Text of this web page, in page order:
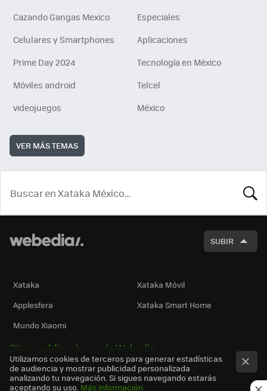
Cazando Gangas Mexico
Especiales
Celulares y Smartphones
Aplicaciones
Prime Day 2024
Tecnología en México
Móviles android
Telcel
videojuegos
México
VER MÁS TEMAS
SUBIR
Xataka
Xataka Móvil
Applesfera
Xataka Smart Home
Mundo Xiaomi
Otras publicaciones de Webedia
Utilizamos cookies de terceros para generar estadísticas
de audiencia y mostrar publicidad personalizada
analizando tu navegación. Si sigues navegando estarás
aceptando su uso. Más información